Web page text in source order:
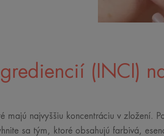
(INCI)
majú najvyššiu koncentráciu v zložení.
sa tým, ktoré obsahujú farbivá,